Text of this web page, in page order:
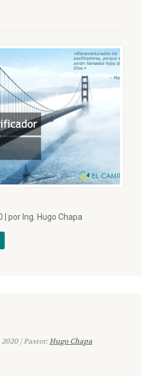
por Ing. Hugo Chapa
| Pastor:Hugo Chapa